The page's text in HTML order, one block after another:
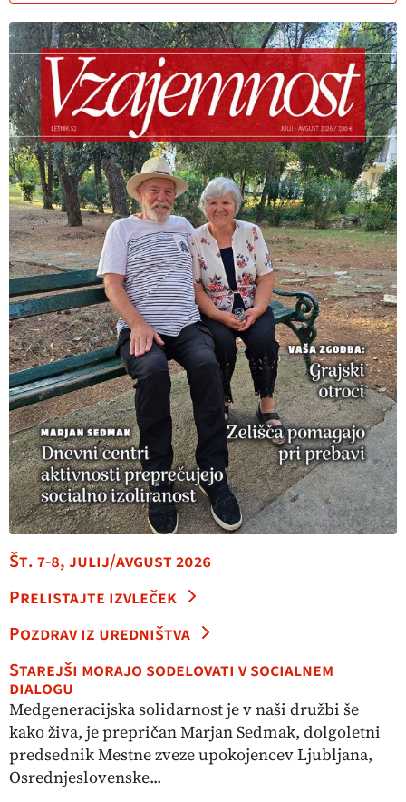
Št. 7-8, julij/avgust 2026
Prelistajte izvleček
Pozdrav iz uredništva
Starejši morajo sodelovati v socialnem
dialogu
Medgeneracijska solidarnost je v naši družbi še
kako živa, je prepričan Marjan Sedmak, dolgoletni
predsednik Mestne zveze upokojencev Ljubljana,
Osrednjeslovenske...